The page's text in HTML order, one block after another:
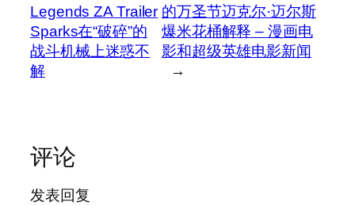
Legends ZA Trailer
Sparks在“破碎”的
战斗机械上迷惑不
解
的万圣节迈克尔·迈尔斯
爆米花桶解释 – 漫画电
影和超级英雄电影新闻
→
评论
发表回复